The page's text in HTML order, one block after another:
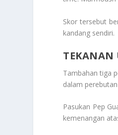
Skor tersebut
kandang sendiri.
TEKANAN
Tambahan tiga
dalam
Pasukan Pep
kemenangan